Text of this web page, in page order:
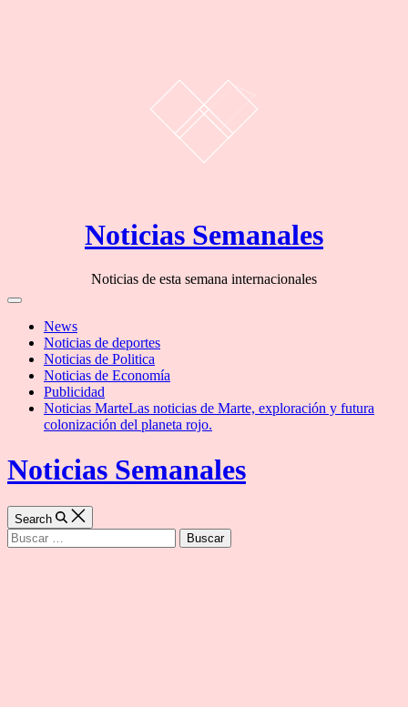
Noticias Semanales
Noticias de esta semana internacionales
Off
CanvasNews
Noticias de deportes
Noticias de Politica
Noticias de Economía
Publicidad
Noticias MarteLas noticias de Marte, exploración y futura
colonización del planeta rojo.
Noticias Semanales
Search
Buscar: